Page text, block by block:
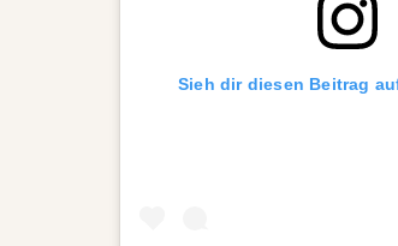
Sieh dir diesen Beitrag